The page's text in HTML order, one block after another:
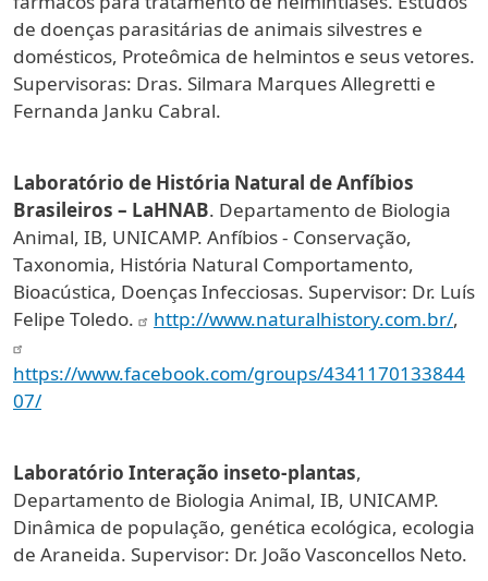
de doenças parasitárias de animais silvestres e
domésticos, Proteômica de helmintos e seus vetores.
Supervisoras: Dras. Silmara Marques Allegretti e
Fernanda Janku Cabral.
Laboratório de História Natural de Anfíbios
Brasileiros – LaHNAB. Departamento de Biologia
Animal, IB, UNICAMP. Anfíbios - Conservação,
Taxonomia, História Natural Comportamento,
Bioacústica, Doenças Infecciosas. Supervisor: Dr. Luís
Felipe Toledo.
http://www.naturalhistory.com.br/,
https://www.facebook.com/groups/4341170133844
07/
Laboratório Interação inseto-plantas,
Departamento de Biologia Animal, IB, UNICAMP.
Dinâmica de população, genética ecológica, ecologia
de Araneida. Supervisor: Dr. João Vasconcellos Neto.